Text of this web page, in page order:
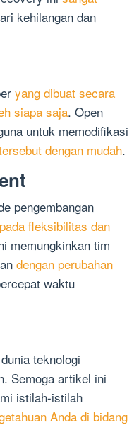
kehilangan dan
yang dibuat secara
siapa saja. Open
untuk memodifikasi
dengan mudah.
pengembangan
fleksibilitas dan
memungkinkan tim
dengan perubahan
waktu
teknologi
Semoga artikel ini
istilah-istilah
Anda di bidang